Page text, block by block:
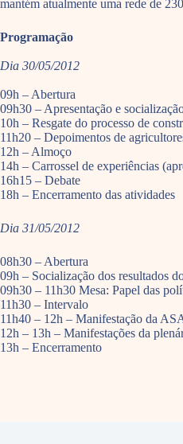
mantém atualmente uma rede de
Programação
Dia 30/05/2012
09h – Abertura
09h30 – Apresentação e
10h – Resgate do processo de
11h20 – Depoimentos de
12h – Almoço
14h – Carrossel de experiências
16h15 – Debate
18h – Encerramento das atividades
Dia 31/05/2012
08h30 – Abertura
09h – Socialização dos resultados
09h30 – 11h30 Mesa: Papel das
11h30 – Intervalo
11h40 – 12h – Manifestação da
12h – 13h – Manifestações da
13h – Encerramento